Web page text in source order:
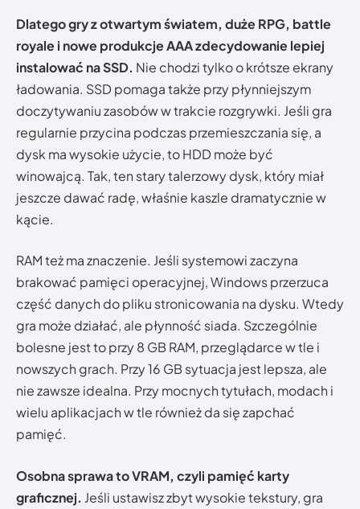
Dlatego gry z otwartym światem, duże RPG, battle
royale i nowe produkcje AAA zdecydowanie lepiej
instalować na SSD. Nie chodzi tylko o krótsze ekrany
ładowania. SSD pomaga także przy płynniejszym
doczytywaniu zasobów w trakcie rozgrywki. Jeśli gra
regularnie przycina podczas przemieszczania się, a
dysk ma wysokie użycie, to HDD może być
winowajcą. Tak, ten stary talerzowy dysk, który miał
jeszcze dawać radę, właśnie kaszle dramatycznie w
kącie.
RAM też ma znaczenie. Jeśli systemowi zaczyna
brakować pamięci operacyjnej, Windows przerzuca
część danych do pliku stronicowania na dysku. Wtedy
gra może działać, ale płynność siada. Szczególnie
bolesne jest to przy 8 GB RAM, przeglądarce w tle i
nowszych grach. Przy 16 GB sytuacja jest lepsza, ale
nie zawsze idealna. Przy mocnych tytułach, modach i
wielu aplikacjach w tle również da się zapchać
pamięć.
Osobna sprawa to VRAM, czyli pamięć karty
graficznej. Jeśli ustawisz zbyt wysokie tekstury, gra